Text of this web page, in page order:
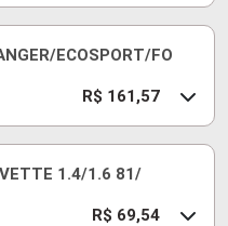
ECOSPORT/FO
R$ 161,57
1.4/1.6 81/
R$ 69,54